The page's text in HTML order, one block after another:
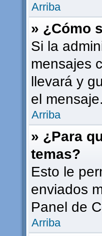
Arriba
» ¿Cómo
Si la
mensajes
llevará y
el mensaje.
Arriba
» ¿Para
temas?
Esto le
enviados
Panel de
Arriba